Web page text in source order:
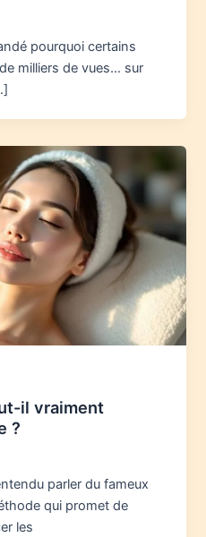
pourquoi certains
milliers de vues… sur
il vraiment
?
parler du fameux
qui promet de
les